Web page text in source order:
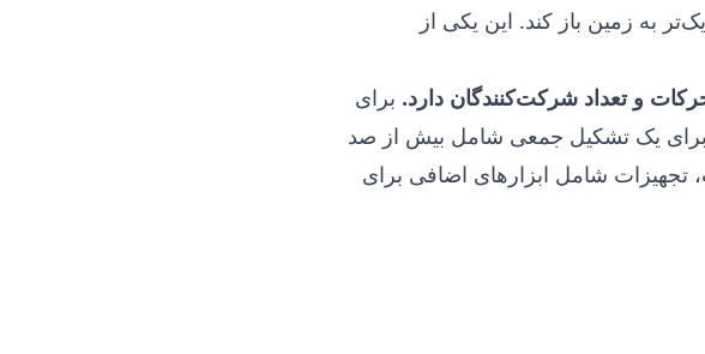
به زمین باز کند. این یکی از
و تعداد شرکت‌کنندگان دارد. برای
کیلومتر نیاز است، اما برای یک تشکیل جمعی شامل بیش از صد
تجهیزات شامل ابزارهای اضافی برای